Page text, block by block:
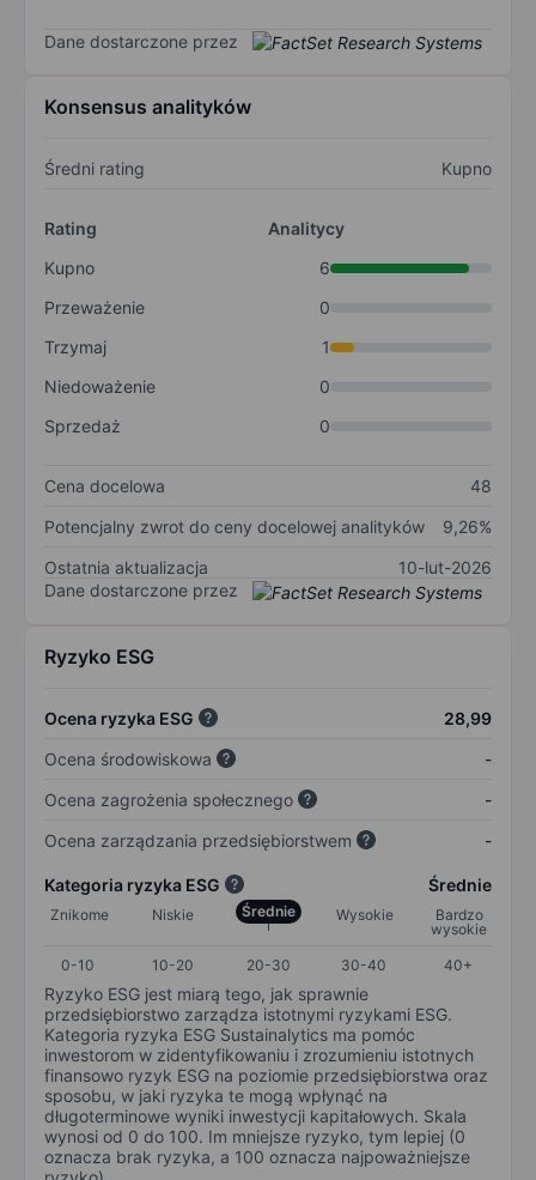
Dane dostarczone przez
Konsensus analityków
Średni rating Kupno
Rating
Analitycy
Kupno
6
Przeważenie
0
Trzymaj
1
Niedoważenie
0
Sprzedaż
0
Cena docelowa
48
Potencjalny zwrot do ceny docelowej analityków
9,26%
Ostatnia aktualizacja
10-lut-2026
Dane dostarczone przez
Ryzyko ESG
Ocena ryzyka ESG
28,99
Ocena środowiskowa
-
Ocena zagrożenia społecznego
-
Ocena zarządzania przedsiębiorstwem
-
Kategoria ryzyka ESG Średnie
Znikome Niskie Średnie Wysokie
Bardzo
wysokie
0-10
10-20 20-30 30-40 40+
Ryzyko ESG jest miarą tego, jak sprawnie
przedsiębiorstwo zarządza istotnymi ryzykami ESG.
Kategoria ryzyka ESG Sustainalytics ma pomóc
inwestorom w zidentyfikowaniu i zrozumieniu istotnych
finansowo ryzyk ESG na poziomie przedsiębiorstwa oraz
sposobu, w jaki ryzyka te mogą wpłynąć na
długoterminowe wyniki inwestycji kapitałowych. Skala
wynosi od 0 do 100. Im mniejsze ryzyko, tym lepiej (0
oznacza brak ryzyka, a 100 oznacza najpoważniejsze